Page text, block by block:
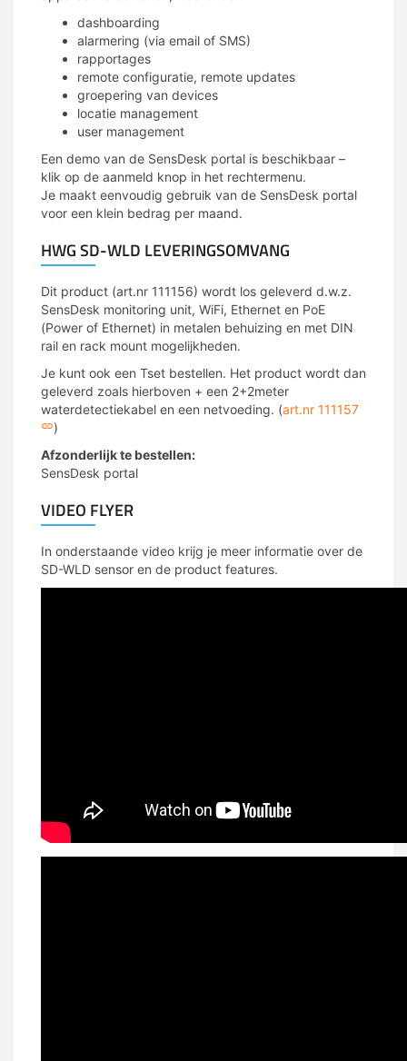
dashboarding
alarmering (via email of SMS)
rapportages
remote configuratie, remote updates
groepering van devices
locatie management
user management
Een demo van de SensDesk portal is beschikbaar –
klik op de aanmeld knop in het rechtermenu.
Je maakt eenvoudig gebruik van de SensDesk portal
voor een klein bedrag per maand.
HWG SD-WLD LEVERINGSOMVANG
Dit product (art.nr 111156) wordt los geleverd d.w.z.
SensDesk monitoring unit, WiFi, Ethernet en PoE
(Power of Ethernet) in metalen behuizing en met DIN
rail en rack mount mogelijkheden.
Je kunt ook een Tset bestellen. Het product wordt dan
geleverd zoals hierboven + een 2+2meter
waterdetectiekabel en een netvoeding. (art.nr 111157
)
Afzonderlijk te bestellen:
SensDesk portal
VIDEO FLYER
In onderstaande video krijg je meer informatie over de
SD-WLD sensor en de product features.